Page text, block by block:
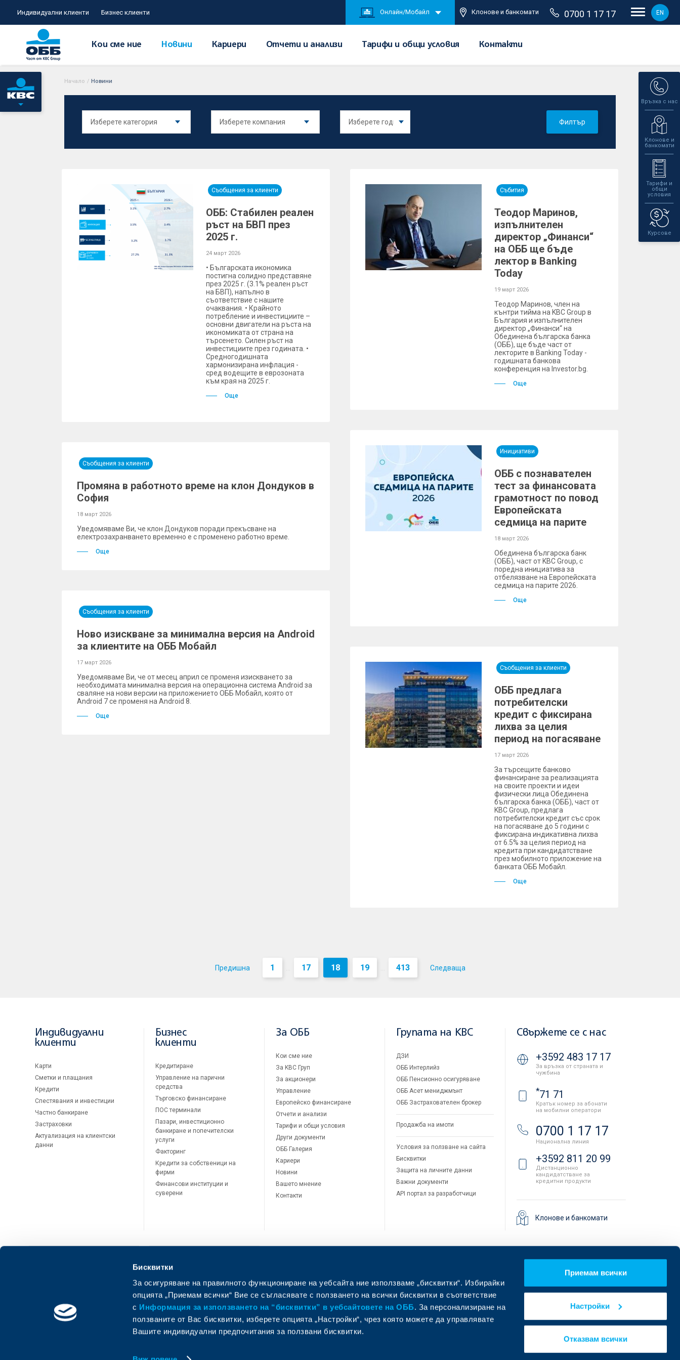
Бисквитки
За осигуряване на правилното функциониране на уебсайта ние използваме „бисквитки“. Избирайки
опцията „Приемам всички“ Вие се съгласявате с ползването на всички бисквитки в съответствие
с Информация за използването на “бисквитки” в уебсайтовете на ОББ. За персонализиране на
ползваните от Вас бисквитки, изберете опцията „Настройки“, чрез която можете да управлявате
Вашите индивидуални предпочитания за ползвани бисквитки.
Приемам всички
Настройки
Отказвам всички
Индивидуални клиенти Бизнес клиенти Онлайн/Мобайл Клонове и банкомати 0700 1 17 17 EN
Кои сме ние Новини Кариери Отчети и анализи Тарифи и общи условия Контакти
Връзка с нас
Клонове и
банкомати
Тарифи и
общи
условия
Курсове
Начало / Новини
Филтър
Съобщения за клиенти
ОББ: Стабилен реален
ръст на БВП през
2025 г.
24 март 2026
• Българската икономика
постигна солидно представяне
през 2025 г. (3.1% реален ръст
на БВП), напълно в
съответствие с нашите
очаквания. • Крайното
потребление и инвестициите –
основни двигатели на ръста на
икономиката от страна на
търсенето. Силен ръст на
инвестициите през годината. •
Средногодишната
хармонизирана инфлация -
сред водещите в еврозоната
към края на 2025 г.
Още
Събития
Теодор Маринов,
изпълнителен
директор „Финанси“
на ОББ ще бъде
лектор в Banking
Today
19 март 2026
Теодор Маринов, член на
кънтри тийма на KBC Group в
България и изпълнителен
директор „Финанси“ на
Обединена българска банка
(ОББ), ще бъде част от
лекторите в Banking Today -
годишната банкова
конференция на Investor.bg.
Още
Съобщения за клиенти
Промяна в работното време на клон Дондуков в
София
18 март 2026
Уведомяваме Ви, че клон Дондуков поради прекъсване на
електрозахранването временно е с променено работно време.
Още
Инициативи
ОББ с познавателен
тест за финансовата
грамотност по повод
Европейската
седмица на парите
18 март 2026
Обединена българска банк
(ОББ), част от KBC Group, с
поредна инициатива за
отбелязване на Европейската
седмица на парите 2026.
Още
Съобщения за клиенти
Ново изискване за минимална версия на Android
за клиентите на ОББ Мобайл
17 март 2026
Уведомяваме Ви, че от месец април се променя изискването за
необходимата минимална версия на операционна система Android за
сваляне на нови версии на приложението ОББ Мобайл, която от
Android 7 се променя на Android 8.
Още
Съобщения за клиенти
ОББ предлага
потребителски
кредит с фиксирана
лихва за целия
период на погасяване
17 март 2026
За търсещите банково
финансиране за реализацията
на своите проекти и идеи
физически лица Обединена
българска банка (ОББ), част от
KBC Group, предлага
потребителски кредит със срок
на погасяване до 5 години с
фиксирана индикативна лихва
от 6.5% за целия период на
кредита при кандидатстване
през мобилното приложение на
банката ОББ Мобайл.
Още
Предишна 1 ... 17 18 19 ... 413 Следваща
Индивидуални
клиенти
Карти
Сметки и плащания
Кредити
Спестявания и инвестиции
Частно банкиране
Застраховки
Актуализация на клиентски
данни
Бизнес
клиенти
Кредитиране
Управление на парични
средства
Търговско финансиране
ПОС терминали
Пазари, инвестиционно
банкиране и попечителски
услуги
Факторинг
Кредити за собственици на
фирми
Финансови институции и
суверени
За ОББ
Кои сме ние
За KBC Груп
За акционери
Управление
Европейско финансиране
Отчети и анализи
Тарифи и общи условия
Други документи
ОББ Галерия
Кариери
Новини
Вашето мнение
Контакти
Групата на KBC
ДЗИ
ОББ Интерлийз
ОББ Пенсионно осигуряване
ОББ Асет мениджмънт
ОББ Застрахователен брокер
Продажба на имоти
Условия за ползване на сайта
Бисквитки
Защита на личните данни
Важни документи
API портал за разработчици
Свържете се с нас
+3592 483 17 17
За връзка от страната и
чужбина
*71 71
Кратък номер за абонати
на мобилни оператори
0700 1 17 17
Национална линия
+3592 811 20 99
Дистанционно
кандидатстване за
кредитни продукти
Клонове и банкомати
ОББ Мобайл
Намерете ни в социалните мрежи: